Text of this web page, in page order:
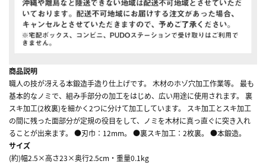
商品説明
職人の技が冴える本鍛造手造り仕上げです。 木材のホゾ穴加工作業等。 最も
基本的なノミで、組み手部分の加工をはじめ、広い用途に使用されます。 裏
スキ加工(2枚裏)を細かく2つに分けて加工しています。 スキ加工とスキ加工
の間に残った面部分が定規の役目をして、ノミを木材に真っ直ぐに突き入れ
ることが出来ます。 ●刃巾：12mm。 ●裏スキ加工：2枚裏。 ●本鍛造。
サイズ
(約)幅2.5×高さ23×奥行2.5cm・重量0.1kg